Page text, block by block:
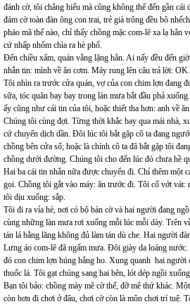
đánh cờ, tôi chẳng hiểu mà cũng không thể đến gần
đám cờ toàn đàn ông con trai, trẻ già trông đều bô
pháo mã thế nào, chỉ thấy chồng mặc com-lê xa lạ hẳn
cứ nhấp nhổm chìa ra hè phố.
Đến chiều xẩm, quán vắng lặng hẳn. Ai nấy đều đến
nhắn tin: mình về ăn cơm. Máy rung lên câu trả lời: OK.
Tôi nhìn ra trước cửa quán, vợ của con chim lợn đang
sữa, tóc quăn bay bay trong làn mưa bắt đầu phả
ấy cũng như cái tin của tôi, hoặc thiết tha hơn: anh về
Chúng tôi cùng đợi. Từng thời khắc bay qua mái nhà,
cứ chuyển dịch dần. Đôi lúc tôi bắt gặp cô ta đang
chồng bên cửa sổ; hoặc là chính cô ta đã bắt gặp tôi
chồng dưới đường. Chúng tôi cho đến lúc đó chưa hề
Hai ba cái tin nhắn nữa được chuyển đi. Chỉ thêm một
gọi. Chồng tôi gắt vào máy: ăn trước đi. Tôi cố vớt vát:
tôi dịu xuống: sắp.
Tôi đi ra vỉa hè, nơi có bộ bàn cờ và hai người đang
cùng những làn mưa rơi xuống mỗi lúc mỗi dày. Trên
tán lá bằng lăng không đủ làm tán dù che. Hai người
Lưng áo com-lê đã ngấm mưa. Đôi giày da loáng
đó con chim lợn húng hắng ho. Xung quanh hai người
thuốc lá. Tôi gạt chúng sang hai bên, lót dép ngồi
Bạn tôi bảo: chồng mày mê cờ thế, đỡ mê thứ khác.
còn hơn đi chơi ở đâu, chơi cờ còn là môn chơi trí tuệ.